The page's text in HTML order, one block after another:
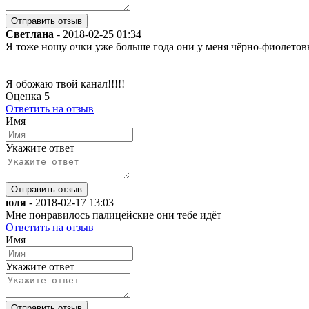
Светлана - 2018-02-25 01:34
Я тоже ношу очки уже больше года они у меня чёрно-
Я обожаю твой канал!!!!!
Оценка 5
Ответить на отзыв
Имя
Укажите ответ
юля - 2018-02-17 13:03
Мне понравилось палицейские они тебе идёт
Ответить на отзыв
Имя
Укажите ответ